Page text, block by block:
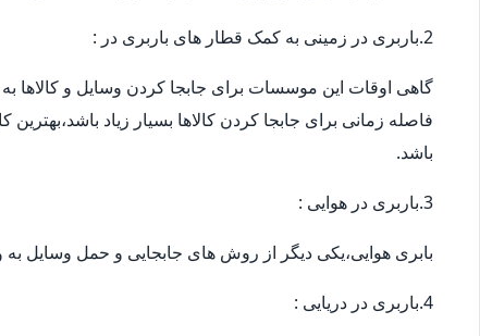
2.باربری در زمینی به کمک قطار های باربری در :
گاهی اوقات این موسسات برای جابجا کردن وسایل و کالاها به
فاصله زمانی برای جابجا کردن کالاها بسیار زیاد
باشد.
3.باربری در هوایی :
بابری هوایی،یکی دیگر از روش های جابجایی و حمل وسایل
4.باربری در دریایی :